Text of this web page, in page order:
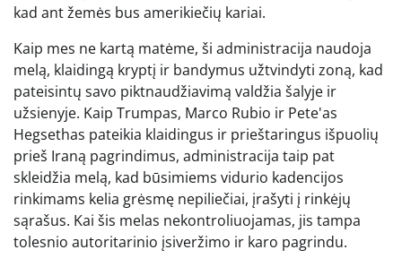
kad ant žemės bus amerikiečių kariai.
Kaip mes ne kartą matėme, ši administracija naudoja
melą, klaidingą kryptį ir bandymus užtvindyti zoną, kad
pateisintų savo piktnaudžiavimą valdžia šalyje ir
užsienyje. Kaip Trumpas, Marco Rubio ir Pete'as
Hegsethas pateikia klaidingus ir prieštaringus išpuolių
prieš Iraną pagrindimus, administracija taip pat
skleidžia melą, kad būsimiems vidurio kadencijos
rinkimams kelia grėsmę nepiliečiai, įrašyti į rinkėjų
sąrašus. Kai šis melas nekontroliuojamas, jis tampa
tolesnio autoritarinio įsiveržimo ir karo pagrindu.